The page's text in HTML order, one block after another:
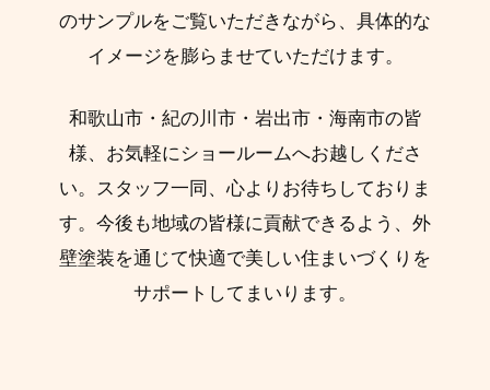
のサンプルをご覧いただきながら、具体的な
イメージを膨らませていただけます。
和歌山市・紀の川市・岩出市・海南市の皆
様、お気軽にショールームへお越しくださ
い。スタッフ一同、心よりお待ちしておりま
す。今後も地域の皆様に貢献できるよう、外
壁塗装を通じて快適で美しい住まいづくりを
サポートしてまいります。